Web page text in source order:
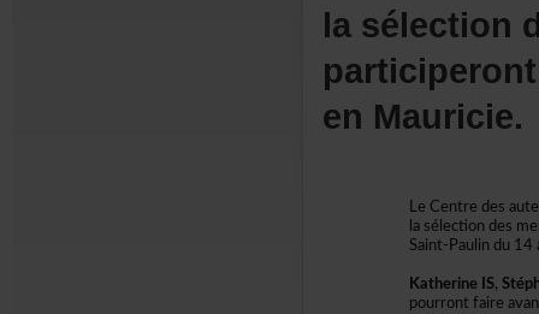
enMauricie.
Saint-
KatherineIS,